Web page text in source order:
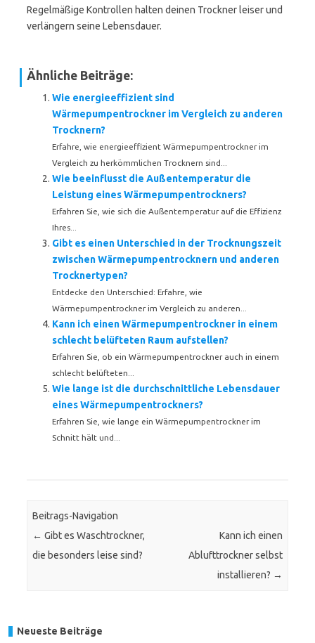
Regelmäßige Kontrollen halten deinen Trockner leiser und
verlängern seine Lebensdauer.
Ähnliche Beiträge:
Wie energieeffizient sind
Wärmepumpentrockner im Vergleich zu anderen
Trocknern?
Erfahre, wie energieeffizient Wärmepumpentrockner im
Vergleich zu herkömmlichen Trocknern sind...
Wie beeinflusst die Außentemperatur die
Leistung eines Wärmepumpentrockners?
Erfahren Sie, wie sich die Außentemperatur auf die Effizienz
Ihres...
Gibt es einen Unterschied in der Trocknungszeit
zwischen Wärmepumpentrocknern und anderen
Trocknertypen?
Entdecke den Unterschied: Erfahre, wie
Wärmepumpentrockner im Vergleich zu anderen...
Kann ich einen Wärmepumpentrockner in einem
schlecht belüfteten Raum aufstellen?
Erfahren Sie, ob ein Wärmepumpentrockner auch in einem
schlecht belüfteten...
Wie lange ist die durchschnittliche Lebensdauer
eines Wärmepumpentrockners?
Erfahren Sie, wie lange ein Wärmepumpentrockner im
Schnitt hält und...
Beitrags-Navigation
← Gibt es Waschtrockner,
die besonders leise sind?
Kann ich einen
Ablufttrockner selbst
installieren? →
Neueste Beiträge